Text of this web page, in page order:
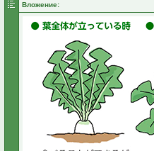
Вложение: